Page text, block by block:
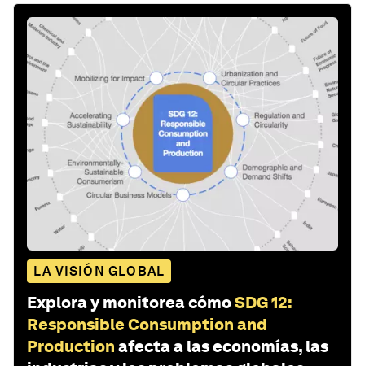
LA VISIÓN GLOBAL
Explora y monitorea cómoSDG 12:
Responsible Consumption and
Production afecta a las economías, las